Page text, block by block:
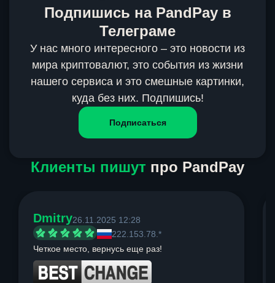
Подпишись на PandPay в
Телеграме
У нас много интересного – это новости из
мира криптовалют, это события из жизни
нашего сервиса и это смешные картинки,
куда без них. Подпишись!
Подписаться
Клиенты пишут про PandPay
Dmitry26.11.2025 12:28
222.153.78.*
Четкое место, вернусь еще раз!